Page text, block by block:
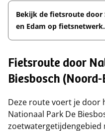
Bekijk de fietsroute door
en Edam op
Fietsroute door
Biesbosch
Deze route voert je door
Nationaal Park De
zoetwatergetijdengebied